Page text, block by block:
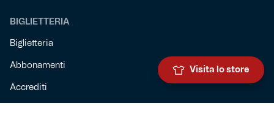
BIGLIETTERIA
Biglietteria
Abbonamenti
Accrediti
Visita lo store